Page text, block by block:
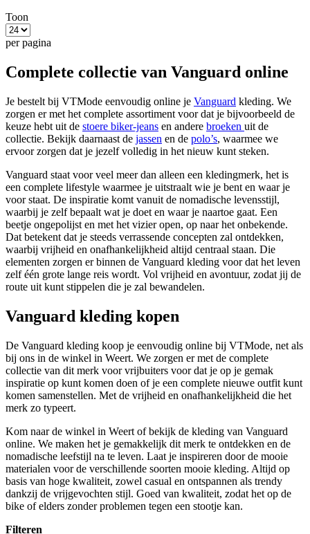
Toon
per pagina
Complete collectie van Vanguard online
Je bestelt bij VTMode eenvoudig online je Vanguard kleding. We
zorgen er met het complete assortiment voor dat je bijvoorbeeld de
keuze hebt uit de stoere biker-jeans en andere broeken uit de
collectie. Bekijk daarnaast de jassen en de polo’s, waarmee we
ervoor zorgen dat je jezelf volledig in het nieuw kunt steken.
Vanguard staat voor veel meer dan alleen een kledingmerk, het is
een complete lifestyle waarmee je uitstraalt wie je bent en waar je
voor staat. De inspiratie komt vanuit de nomadische levensstijl,
waarbij je zelf bepaalt wat je doet en waar je naartoe gaat. Een
beetje ongepolijst en met het vizier open, op naar het onbekende.
Dat betekent dat je steeds verrassende concepten zal ontdekken,
waarbij vrijheid en onafhankelijkheid altijd centraal staan. Die
elementen zorgen er binnen de Vanguard kleding voor dat het leven
zelf één grote lange reis wordt. Vol vrijheid en avontuur, zodat jij de
route uit kunt stippelen die je zal bewandelen.
Vanguard kleding kopen
De Vanguard kleding koop je eenvoudig online bij VTMode, net als
bij ons in de winkel in Weert. We zorgen er met de complete
collectie van dit merk voor vrijbuiters voor dat je op je gemak
inspiratie op kunt komen doen of je een complete nieuwe outfit kunt
komen samenstellen. Met de vrijheid en onafhankelijkheid die het
merk zo typeert.
Kom naar de winkel in Weert of bekijk de kleding van Vanguard
online. We maken het je gemakkelijk dit merk te ontdekken en de
nomadische leefstijl na te leven. Laat je inspireren door de mooie
materialen voor de verschillende soorten mooie kleding. Altijd op
basis van hoge kwaliteit, zowel casual en ontspannen als trendy
dankzij de vrijgevochten stijl. Goed van kwaliteit, zodat het op de
bike of elders zonder problemen tegen een stootje kan.
Filteren